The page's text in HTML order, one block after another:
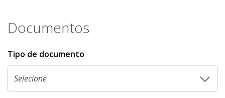
Documentos
Tipo de documento